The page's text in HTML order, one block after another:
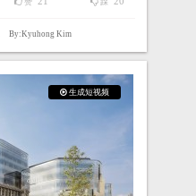
踩
赞
By:Kyuhong Kim
生成短视频